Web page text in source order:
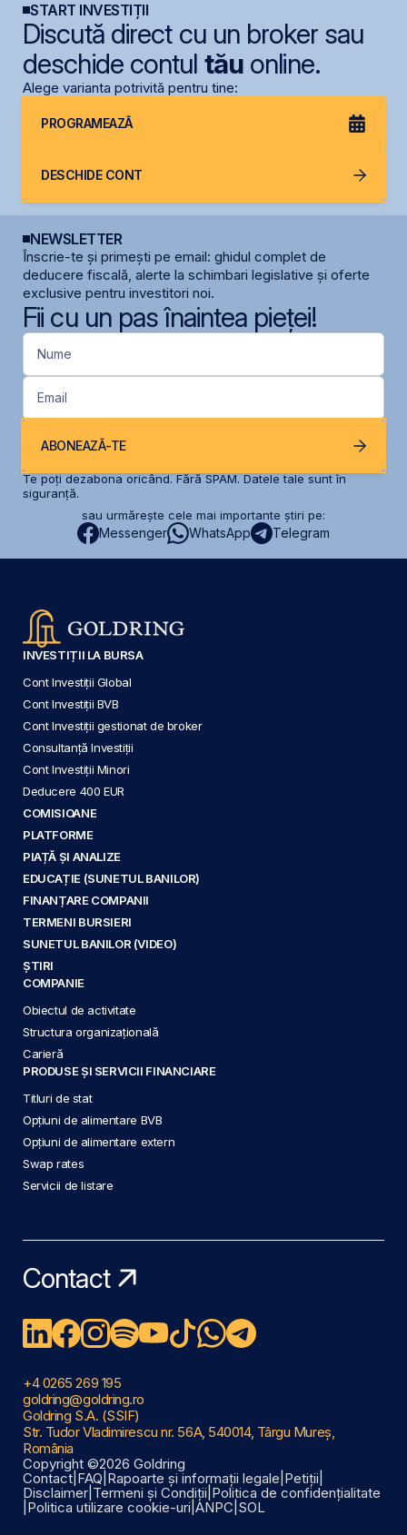
START INVESTIȚII
Discută direct cu un broker sau
deschide contul tăuonline.
Alege varianta potrivită pentru tine:
PROGRAMEAZĂ
DESCHIDE CONT
NEWSLETTER
Înscrie-te și primești pe email: ghidul complet de
deducere fiscală, alerte la schimbari legislative și oferte
exclusive pentru investitori noi.
Fii cu un pas înaintea pieței!
Nume
Email
ABONEAZĂ-TE
Te poți dezabona oricând. Fără SPAM. Datele tale sunt în
siguranță.
sau urmărește cele mai importante știri pe:
Messenger WhatsApp Telegram
INVESTIȚII LA BURSA
Cont Investiții Global
Cont Investiții BVB
Cont Investiții gestionat de broker
Consultanță Investiții
Cont Investiții Minori
Deducere 400 EUR
COMISIOANE
PLATFORME
PIAȚĂ ȘI ANALIZE
EDUCAȚIE (SUNETUL BANILOR)
FINANȚARE COMPANII
TERMENI BURSIERI
SUNETUL BANILOR (VIDEO)
ȘTIRI
COMPANIE
Obiectul de activitate
Structura organizațională
Carieră
PRODUSE ȘI SERVICII FINANCIARE
Titluri de stat
Opțiuni de alimentare BVB
Opțiuni de alimentare extern
Swap rates
Servicii de listare
Contact
+4 0265 269 195
goldring@goldring.ro
Goldring S.A. (SSIF)
Str. Tudor Vladimirescu nr. 56A, 540014, Târgu Mureș,
România
Copyright ©2026 Goldring
Contact FAQ Rapoarte și informații legale Petiții
Disclaimer Termeni și Condiții Politica de confidențialitate
Politica utilizare cookie-uri ANPC SOL